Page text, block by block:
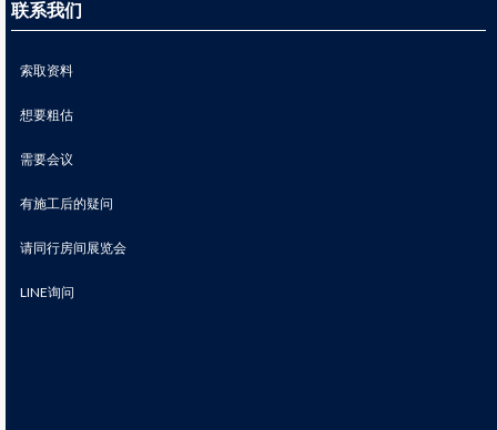
联系我们
索取资料
想要粗估
需要会议
有施工后的疑问
请同行房间展览会
LINE询问